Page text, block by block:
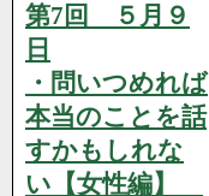
第7回 ５月９
日
・問いつめれば
本当のことを話
すかもしれな
い【女性編】